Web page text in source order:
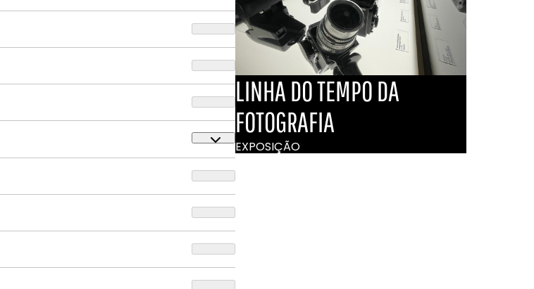
LINHA DO TEMPO DA
FOTOGRAFIA
EXPOSIÇÃO